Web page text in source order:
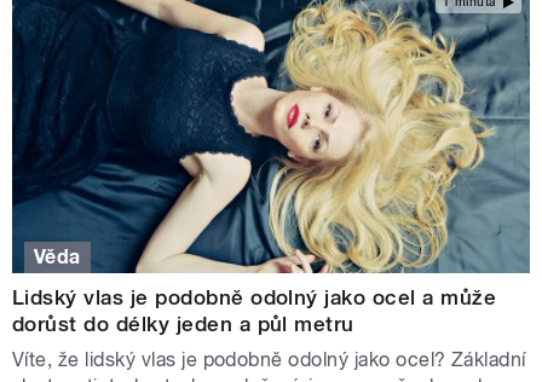
Věda
Lidský vlas je podobně odolný jako ocel a může
dorůst do délky jeden a půl metru
Víte, že lidský vlas je podobně odolný jako ocel? Základní